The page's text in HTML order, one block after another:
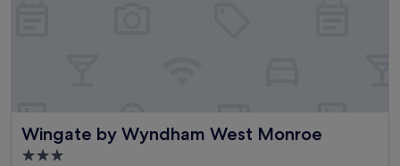
Wingate by Wyndham West Monroe
Wingate by Wyndham West Monroe
3.0-